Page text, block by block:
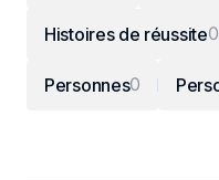
Histoires de réussite0
Personnes0